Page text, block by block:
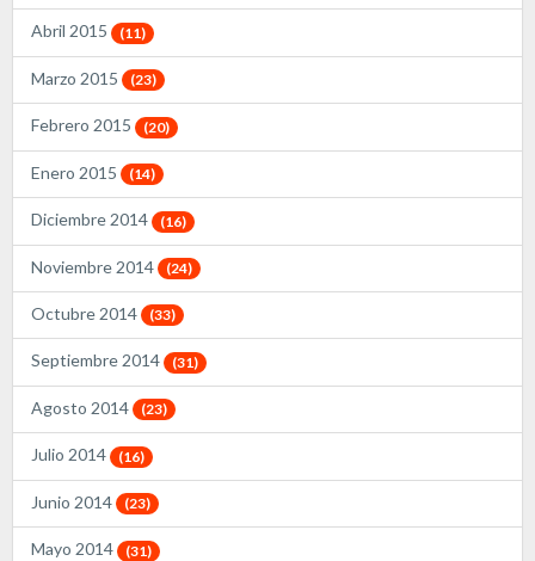
Abril 2015 (11)
Marzo 2015 (23)
Febrero 2015 (20)
Enero 2015 (14)
Diciembre 2014 (16)
Noviembre 2014 (24)
Octubre 2014 (33)
Septiembre 2014 (31)
Agosto 2014 (23)
Julio 2014 (16)
Junio 2014 (23)
Mayo 2014 (31)